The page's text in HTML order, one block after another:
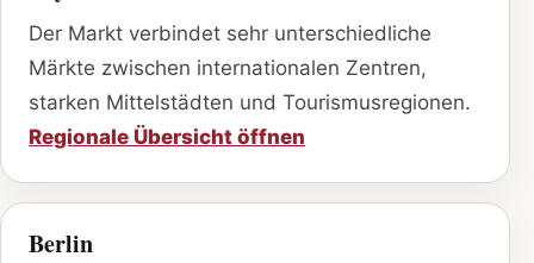
Der Markt verbindet sehr unterschiedliche
Märkte zwischen internationalen Zentren,
starken Mittelstädten und Tourismusregionen.
Regionale Übersicht öffnen
Berlin